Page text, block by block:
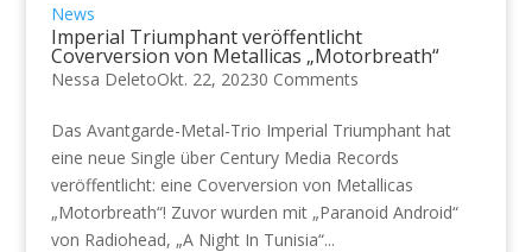
News
Imperial Triumphant veröffentlicht
Coverversion von Metallicas „Motorbreath“
Nessa DeletoOkt. 22, 20230 Comments
Das Avantgarde-Metal-Trio Imperial Triumphant hat
eine neue Single über Century Media Records
veröffentlicht: eine Coverversion von Metallicas
„Motorbreath“! Zuvor wurden mit „Paranoid Android“
von Radiohead, „A Night In Tunisia“...